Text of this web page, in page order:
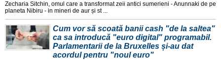
Zecharia Sitchin, omul care a transformat zeii antici sumerieni - Anunnaki de pe
planeta Nibiru - in mineri de aur și st ...
Cum vor să scoată banii cash "de la saltea"
ca sa introducă "euro digital" programabil.
Parlamentarii de la Bruxelles și-au dat
acordul pentru "noul euro"